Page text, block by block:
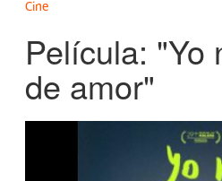
Cine
Película: "Yo
de amor"